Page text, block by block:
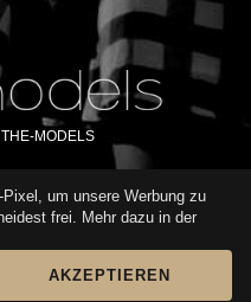
MODELS
DATENSCHUTZ
um unsere Werbung zu
frei. Mehr dazu in der
AKZEPTIEREN